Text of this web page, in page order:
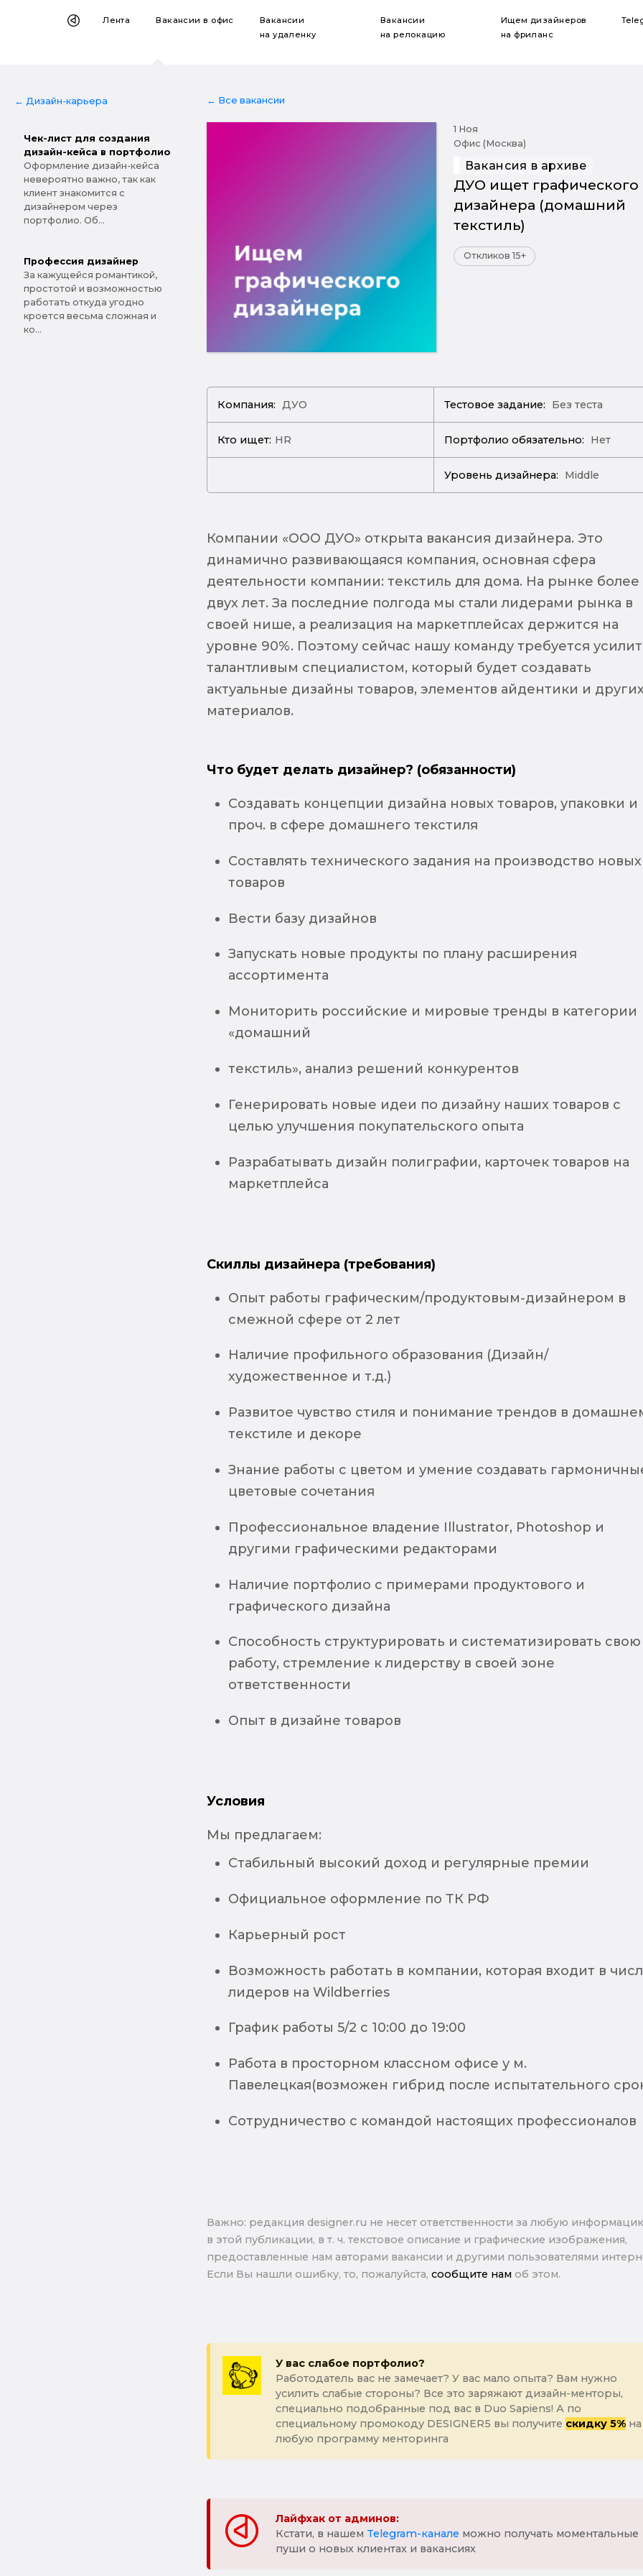
Лента Вакансиив офис
Вакансии
на удаленку
Вакансии
на релокацию
Ищем дизайнеров
на фриланс
← Дизайн-карьера
Чек-лист для создания
дизайн-кейса в портфолио
Оформление дизайн-кейса
невероятно важно, так как
клиент знакомится с
дизайнером через
портфолио. Об...
Профессия дизайнер
За кажущейся романтикой,
простотой и возможностью
работать откуда угодно
кроется весьма сложная и
ко...
← Все вакансии
1 Ноя
Офис (Москва)
Вакансия в архиве
ДУО ищет графического
дизайнера (домашний
текстиль)
Откликов 15+
Компания: ДУО Тестовое задание: Без теста
Кто ищет: HR Портфолио обязательно: Нет
Уровень дизайнера: Middle
Компании «ООО ДУО» открыта вакансия дизайнера. Это
динамично развивающаяся компания, основная сфера
деятельности компании: текстиль для дома. На рынке более
двух лет. За последние полгода мы стали лидерами рынка в
своей нише, а реализация на маркетплейсах держится на
уровне 90%. Поэтому сейчас нашу команду требуется
талантливым специалистом, который будет создавать
актуальные дизайны товаров, элементов айдентики и
материалов.
Что будет делать дизайнер? (обязанности)
Создавать концепции дизайна новых товаров, упаковки и
проч. в сфере домашнего текстиля
Составлять технического задания на производство новых
товаров
Вести базу дизайнов
Запускать новые продукты по плану расширения
ассортимента
Мониторить российские и мировые тренды в категории
«домашний
текcтиль», анализ решений конкурентов
Генерировать новые идеи по дизайну наших товаров с
целью улучшения покупательского опыта
Разрабатывать дизайн полиграфии, карточек товаров на
маркетплейса
Скиллы дизайнера (требования)
Опыт работы графическим/продуктовым-дизайнером в
смежной сфере от 2 лет
Наличие профильного образования (Дизайн/
художественное и т.д.)
Развитое чувство стиля и понимание трендов в
текстиле и декоре
Знание работы с цветом и умение создавать
цветовые сочетания
Профессиональное владение Illustrator, Photoshop и
другими графическими редакторами
Наличие портфолио с примерами продуктового и
графического дизайна
Способность структурировать и систематизировать свою
работу, стремление к лидерству в своей зоне
ответственности
Опыт в дизайне товаров
Условия
Мы предлагаем:
Стабильный высокий доход и регулярные премии
Официальное оформление по ТК РФ
Карьерный рост
Возможность работать в компании, которая входит в
лидеров на Wildberries
График работы 5/2 с 10:00 до 19:00
Работа в просторном классном офисе у м.
Павелецкая(возможен гибрид после испытательного
Сотрудничество с командой настоящих профессионалов
Важно: pедакция designer.ru не несет ответственности за любую
в этой публикации, в т. ч. текстовое описание и графические изображения,
предоставленные нам авторами вакансии и другими пользователями
Если Вы нашли ошибку, то, пожалуйста, сообщите нам об этом.
У вас слабое портфолио?
Работодатель вас не замечает? У вас мало опыта? Вам нужно
усилить слабые стороны? Все это заряжают дизайн-менторы,
специально подобранные под вас в Duo Sapiens! А по
специальному промокоду DESIGNER5 вы получите скидку 5%на
любую программу менторинга
Лайфхак от админов:
Кстати, в нашем Telegram-канале можно получать моментальные
пуши о новых клиентах и вакансиях